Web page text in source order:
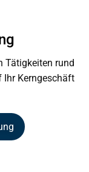
Tätigkeiten rund
Ihr Kerngeschäft